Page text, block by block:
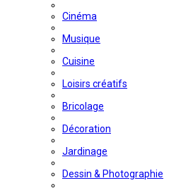
Cinéma
Musique
Cuisine
Loisirs créatifs
Bricolage
Décoration
Jardinage
Dessin & Photographie